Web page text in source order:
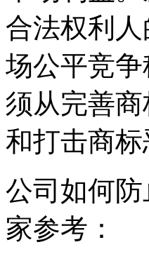
合法权利
场公平竞
须从完善
和打击商
公司如何
家参考：